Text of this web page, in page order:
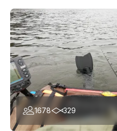
1678 329